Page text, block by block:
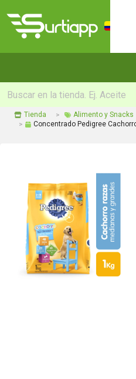
Tienda
Alimento y Snacks
Concentrado Pedigree